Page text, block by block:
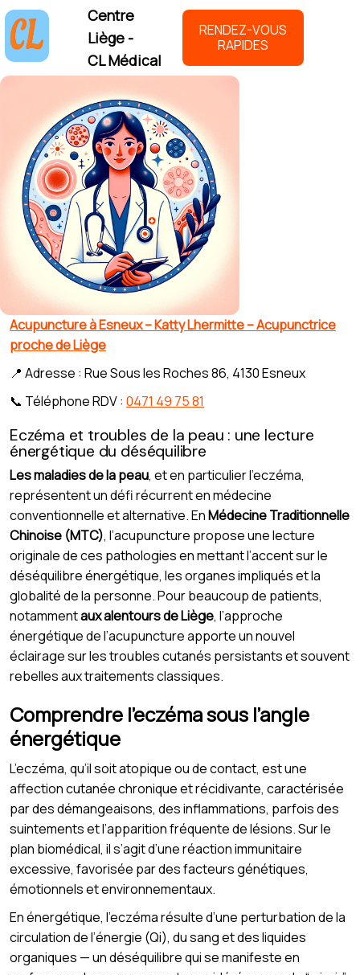
Centre
Liège -
CL Médical
RENDEZ-VOUS
RAPIDES
Acupuncture à Esneux – Katty Lhermitte – Acupunctrice
proche de Liège
📍 Adresse : Rue Sous les Roches 86, 4130 Esneux
📞 Téléphone RDV : 0471 49 75 81
Eczéma et troubles de la peau : une lecture
énergétique du déséquilibre
Les maladies de la peau, et en particulier l’eczéma,
représentent un défi récurrent en médecine
conventionnelle et alternative. EnMédecine Traditionnelle
Chinoise (MTC), l’acupuncture propose une lecture
originale de ces pathologies en mettant l’accent sur le
déséquilibre énergétique, les organes impliqués et la
globalité de la personne. Pour beaucoup de patients,
notammentaux alentours de Liège, l’approche
énergétique de l’acupuncture apporte un nouvel
éclairage sur les troubles cutanés persistants et souvent
rebelles aux traitements classiques.
Comprendre l’eczéma sous l’angle
énergétique
L’eczéma, qu’il soit atopique ou de contact, est une
affection cutanée chronique et récidivante, caractérisée
par des démangeaisons, des inflammations, parfois des
suintements et l’apparition fréquente de lésions. Sur le
plan biomédical, il s’agit d’une réaction immunitaire
excessive, favorisée par des facteurs génétiques,
émotionnels et environnementaux.
En énergétique, l’eczéma résulte d’une perturbation de la
circulation de l’énergie (Qi), du sang et des liquides
organiques — un déséquilibre qui se manifeste en